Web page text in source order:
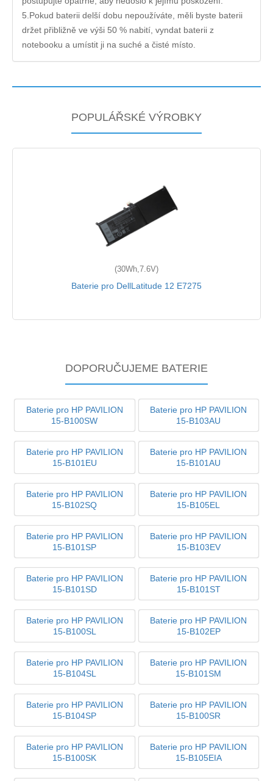
5.Pokud baterii delší dobu nepoužíváte, měli byste baterii
držet přibližně ve výši 50 % nabití, vyndat baterii z
notebooku a umístit ji na suché a čisté místo.
POPULÁŘSKÉ VÝROBKY
(30Wh,7.6V)
Baterie pro DellLatitude 12 E7275
DOPORUČUJEME BATERIE
Baterie pro HP PAVILION
15-B100SW
Baterie pro HP PAVILION
15-B103AU
Baterie pro HP PAVILION
15-B101EU
Baterie pro HP PAVILION
15-B101AU
Baterie pro HP PAVILION
15-B102SQ
Baterie pro HP PAVILION
15-B105EL
Baterie pro HP PAVILION
15-B101SP
Baterie pro HP PAVILION
15-B103EV
Baterie pro HP PAVILION
15-B101SD
Baterie pro HP PAVILION
15-B101ST
Baterie pro HP PAVILION
15-B100SL
Baterie pro HP PAVILION
15-B102EP
Baterie pro HP PAVILION
15-B104SL
Baterie pro HP PAVILION
15-B101SM
Baterie pro HP PAVILION
15-B104SP
Baterie pro HP PAVILION
15-B100SR
Baterie pro HP PAVILION
15-B100SK
Baterie pro HP PAVILION
15-B105EIA